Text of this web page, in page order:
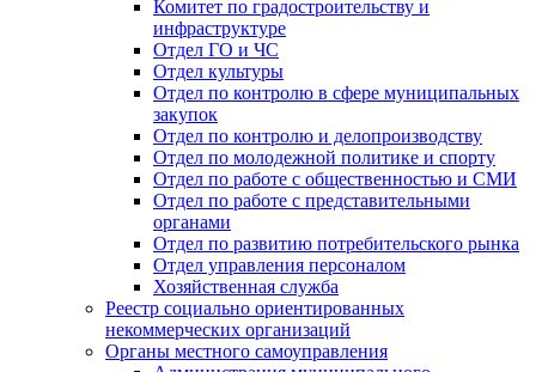
Комитет по градостроительству и
инфраструктуре
Отдел ГО и ЧС
Отдел культуры
Отдел по контролю в сфере муниципальных
закупок
Отдел по контролю и делопроизводству
Отдел по молодежной политике и спорту
Отдел по работе с общественностью и СМИ
Отдел по работе с представительными
органами
Отдел по развитию потребительского рынка
Отдел управления персоналом
Хозяйственная служба
Реестр социально ориентированных
некоммерческих организаций
Органы местного самоуправления